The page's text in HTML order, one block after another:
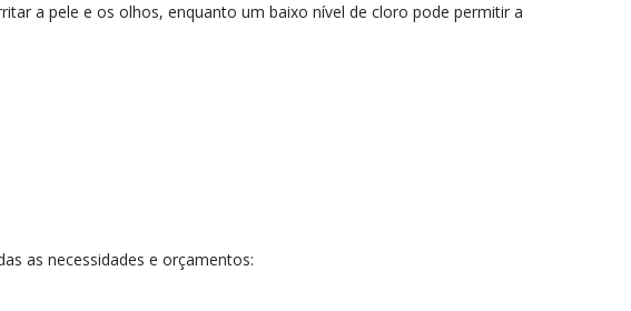
a pele e os olhos, enquanto um baixo nível de cloro pode permitir a
as necessidades e orçamentos: